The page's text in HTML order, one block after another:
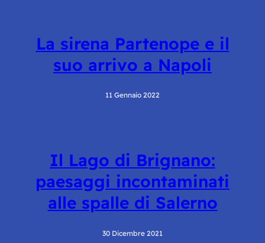
La sirena Partenope e il
suo arrivo a Napoli
11 Gennaio 2022
Il Lago di Brignano:
paesaggi incontaminati
alle spalle di Salerno
30 Dicembre 2021